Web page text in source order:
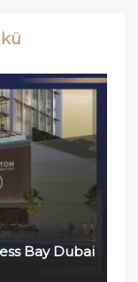
Bay Dubai